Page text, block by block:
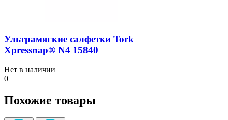
Ультрамягкие салфетки Tork
Xpressnap® N4 15840
Нет в наличии
0
Похожие товары